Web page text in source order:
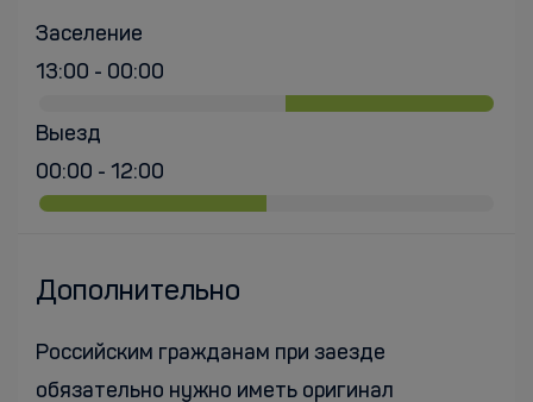
Заселение
13:00 - 00:00
Выезд
00:00 - 12:00
Дополнительно
Российским гражданам при заезде
обязательно нужно иметь оригинал